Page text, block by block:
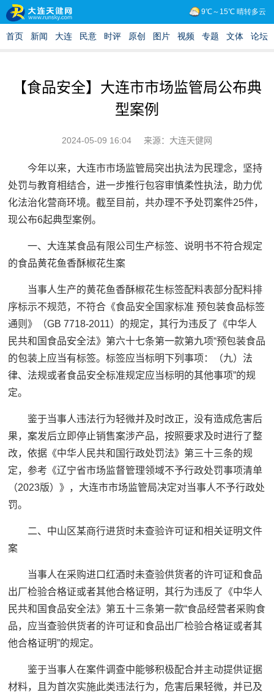
【食品安全】大连市市场监管局公布典
型案例
2024-05-09 16:04 来源：大连天健网
今年以来，大连市市场监管局突出执法为民理念，坚持
处罚与教育相结合，进一步推行包容审慎柔性执法，助力优
化法治化营商环境。截至目前，共办理不予处罚案件25件，
现公布6起典型案例。
一、大连某食品有限公司生产标签、说明书不符合规定
的食品黄花鱼香酥椒花生案
当事人生产的黄花鱼香酥椒花生标签配料表部分配料排
序标示不规范，不符合《食品安全国家标准 预包装食品标签
通则》（GB 7718-2011）的规定，其行为违反了《中华人
民共和国食品安全法》第六十七条第一款第九项“预包装食品
的包装上应当有标签。标签应当标明下列事项：（九）法
律、法规或者食品安全标准规定应当标明的其他事项”的规
定。
鉴于当事人违法行为轻微并及时改正，没有造成危害后
果，案发后立即停止销售案涉产品，按照要求及时进行了整
改，依据《中华人民共和国行政处罚法》第三十三条的规
定，参考《辽宁省市场监督管理领域不予行政处罚事项清单
（2023版）》，大连市市场监管局决定对当事人不予行政处
罚。
二、中山区某商行进货时未查验许可证和相关证明文件
案
当事人在采购进口红酒时未查验供货者的许可证和食品
出厂检验合格证或者其他合格证明，其行为违反了《中华人
民共和国食品安全法》第五十三条第一款“食品经营者采购食
品，应当查验供货者的许可证和食品出厂检验合格证或者其
他合格证明”的规定。
鉴于当事人在案件调查中能够积极配合并主动提供证据
材料，且为首次实施此类违法行为，危害后果轻微，并已及